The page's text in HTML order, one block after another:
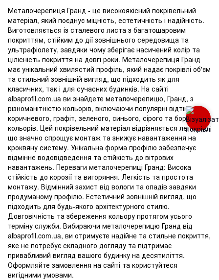
Металочерепиця Гранд - це високоякісний покрівельний
матеріал, який поєднує міцність, естетичність і надійність.
Виготовляється із сталевого листа з багатошаровим
покриттям, стійким до дії зовнішнього середовища та
ультрафіолету, завдяки чому зберігає насичений колір та
цілісність покриття на довгі роки. Металочерепиця Гранд
має унікальний хвилястий профіль, який надає покрівлі об'єм
та стильний зовнішній вигляд, що підходить як для
класичних, так і для сучасних будинків. На сайті
albaprofil.com.ua ви знайдете металочерепицю, Гранд, з
різноманітністю кольорів, включаючи популярні відтінки
коричневого, графіт, зеленого, синього, сірого та бордового
кольорів. Цей покрівельний матеріал відрізняється легкістю,
що значно спрощує монтаж та знижує навантаження на
кроквяну систему. Унікальна форма профілю забезпечує
відмінне водовідведення та стійкість до вітрових
навантажень. Переваги металочерепиці Гранд: Висока
стійкість до корозії та вигоряння. Легкість та простота
монтажу. Відмінний захист від вологи та опадів завдяки
продуманому профілю. Естетичний зовнішній вигляд, що
підходить для будь-якого архітектурного стилю.
Довговічність та збереження кольору протягом усього
терміну служби. Вибираючи металочерепицю Гранд від
albaprofil.com.ua, ви отримуєте надійне та стильне покриття,
яке не потребує складного догляду та підтримає
привабливий вигляд вашого будинку на десятиліття.
Оформляйте замовлення на сайті та користуйтеся
вигідними умовами.